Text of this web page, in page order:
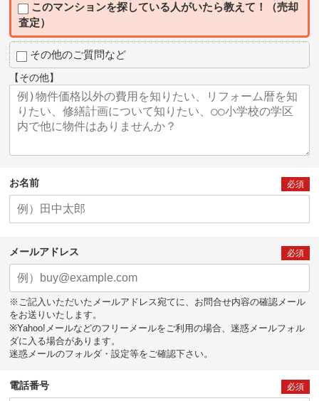
このマンションを探している人がいたら教えて！（売却
査定）
その他のご質問など
【その他】
お名前 必須
メールアドレス 必須
※ご記入いただいたメールアドレス宛てに、お問合せ内容の確認メール
をお送りいたします。
※Yahoo!メールなどのフリーメールをご利用の場合、迷惑メールフォル
ダに入る場合があります。
迷惑メールのフォルダ・設定等をご確認下さい。
電話番号 必須